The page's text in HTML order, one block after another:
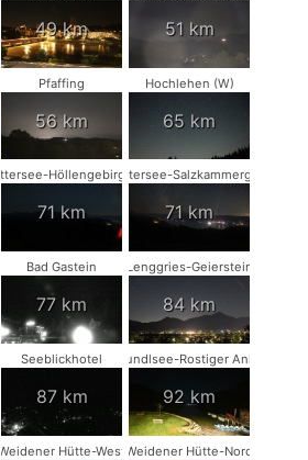
49 km 51 km
Pfaffing
56 km
Hochlehen (W)
65 km
Höllengebirge
71 km
Attersee-Salzkammergut
71 km
Bad Gastein
77 km
Lenggries-Geierstein
84 km
Seeblickhotel
87 km
Grundlsee-Rostiger Anker
92 km
Weidener Hütte-West Weidener Hütte-Nord